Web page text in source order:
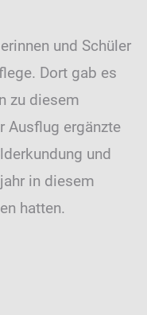
und Schüler
Dort gab es
zu diesem
Ausflug ergänzte
und
in diesem
hatten.